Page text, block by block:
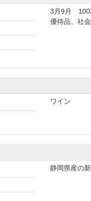
3月9月 100
優待品、社
ワイン
静岡県産の